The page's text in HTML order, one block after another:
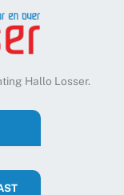
Hallo Losser.